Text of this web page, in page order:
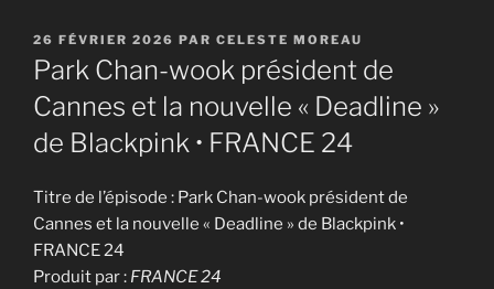
PUBLIÉ
LE
26 FÉVRIER 2026 PAR CELESTE MOREAU
Park Chan-wook président de
Cannes et la nouvelle « Deadline »
de Blackpink • FRANCE 24
Titre de l’épisode : Park Chan-wook président de
Cannes et la nouvelle « Deadline » de Blackpink •
FRANCE 24
Produit par : FRANCE 24